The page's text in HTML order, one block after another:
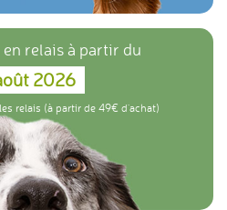
en relais à partir du
2026
relais (à partir de 49€ d'achat)